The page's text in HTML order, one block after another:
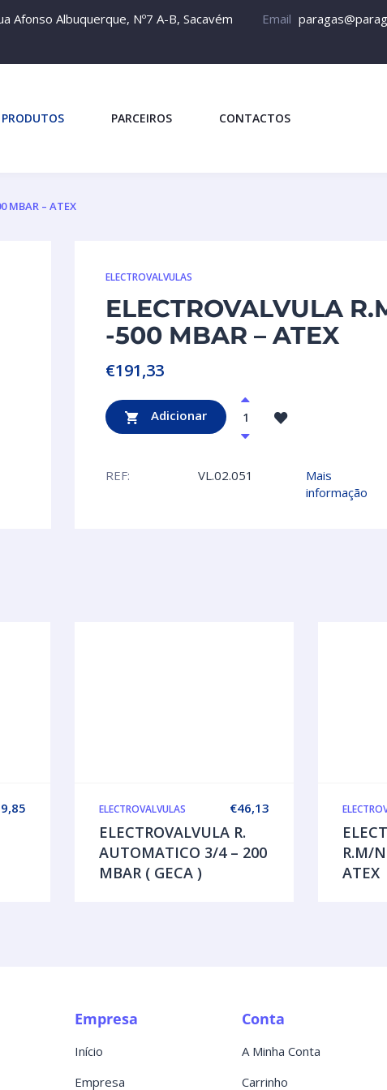
Afonso Albuquerque, Nº7 A-B, Sacavém Email
PRODUTOS PARCEIROS CONTACTOS
MBAR – ATEX
ELECTROVALVULAS
ELECTROVALVULA
-500 MBAR – ATEX
€191,33
Adicionar
REF: VL.02.051
Mais
informação
€46,13
ELECTROVALVULAS
ELECTROVALVULA R.
AUTOMATICO 3/4 – 200
MBAR ( GECA )
R.M/
ATEX
Empresa
Início
Empresa
Conta
A Minha Conta
Carrinho